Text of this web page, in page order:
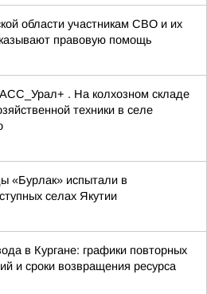
области участникам СВО и их
правовую помощь
. На колхозном складе
техники в селе
«Бурлак» испытали в
селах Якутии
в Кургане: графики повторных
и сроки возвращения ресурса